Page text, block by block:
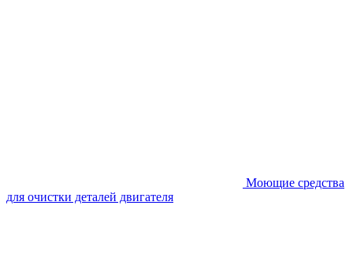
Моющие средства
для очистки деталей двигателя